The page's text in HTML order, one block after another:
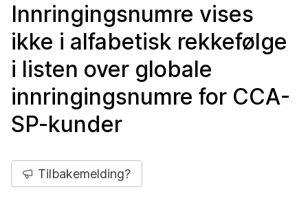
Innringingsnumre vises
ikke i alfabetisk rekkefølge
i listen over globale
innringingsnumre for CCA-
SP-kunder
Tilbakemelding?